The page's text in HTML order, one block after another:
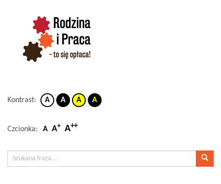
Kontrast: A A A A
Czcionka: A A+ A++